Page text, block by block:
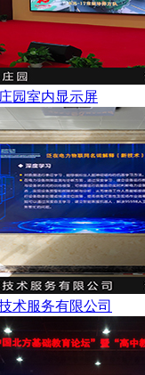
园室内显示屏
术服务有限公司